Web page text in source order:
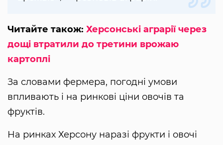
Читайте також: Херсонські аграрії через
дощі втратили до третини врожаю
картоплі
За словами фермера, погодні умови
впливають і на ринкові ціни овочів та
фруктів.
На ринках Херсону наразі фрукти і овочі